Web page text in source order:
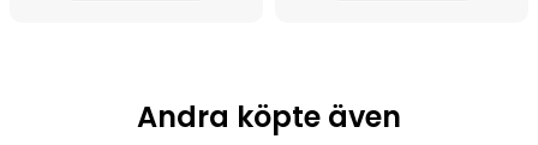
Andra köpte även